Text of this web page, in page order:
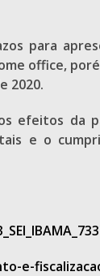
para
office,
2020.
da
e o
e-